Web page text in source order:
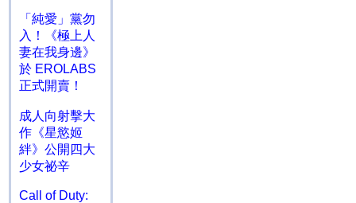
「純愛」黨勿
入！《極上人
妻在我身邊》
於 EROLABS
正式開賣！
成人向射擊大
作《星慾姬
絆》公開四大
少女祕辛
Call of Duty: